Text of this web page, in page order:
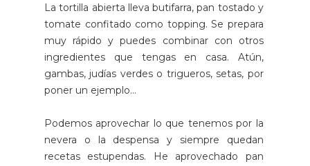
La tortilla abierta lleva butifarra, pan tostado y
tomate confitado como topping. Se prepara
muy rápido y puedes combinar con otros
ingredientes que tengas en casa. Atún,
gambas, judías verdes o trigueros, setas, por
poner un ejemplo…
Podemos aprovechar lo que tenemos por la
nevera o la despensa y siempre quedan
recetas estupendas. He aprovechado pan